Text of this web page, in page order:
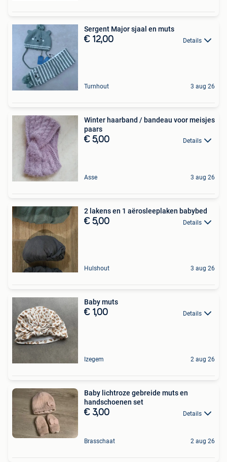
Sergent Major sjaal en muts
€ 12,00 Details
Turnhout 3 aug 26
Winter haarband / bandeau voor meisjes
paars
€ 5,00 Details
Asse 3 aug 26
2 lakens en 1 aërosleeplaken babybed
€ 5,00 Details
Hulshout 3 aug 26
Baby muts
€ 1,00 Details
Izegem 2 aug 26
Baby lichtroze gebreide muts en
handschoenen set
€ 3,00 Details
Brasschaat 2 aug 26